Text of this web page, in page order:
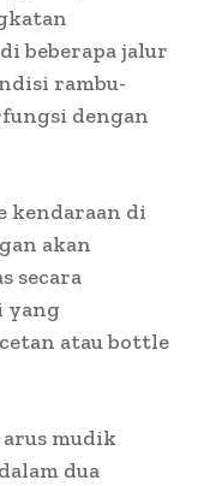
beberapa jalur
rambu-
dengan
kendaraan di
akan
secara
yang
atau bottle
mudik
dua